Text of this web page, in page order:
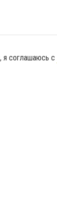
я соглашаюсь с